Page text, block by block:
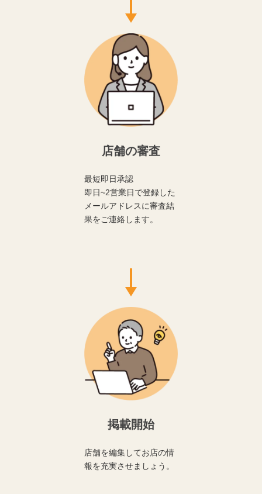
店舗の審査
最短即日承認
即日~2営業日で登録した
メールアドレスに審査結
果をご連絡します。
掲載開始
店舗を編集してお店の情
報を充実させましょう。